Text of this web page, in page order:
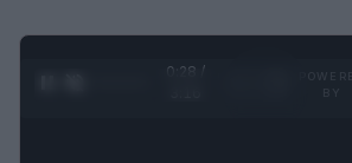
0:29 /